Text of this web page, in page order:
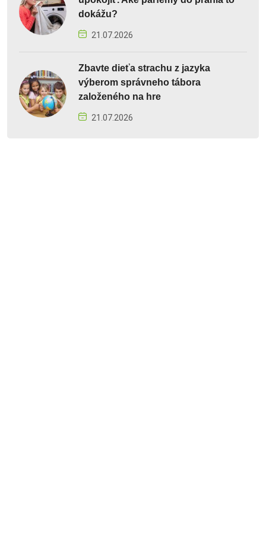
dokážu?
21.07.2026
Zbavte dieťa strachu z jazyka
výberom správneho tábora
založeného na hre
21.07.2026